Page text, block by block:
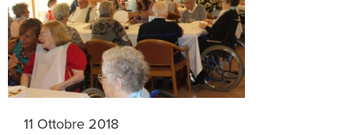
11 Ottobre 2018